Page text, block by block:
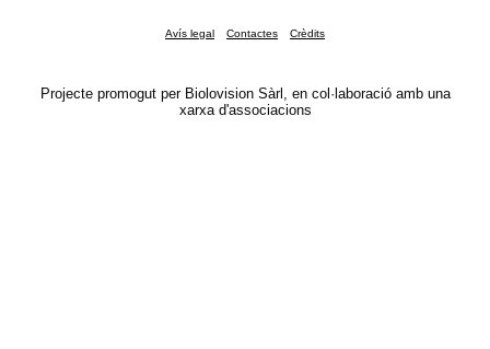
Avís legal Contactes Crèdits
Projecte promogut per Biolovision Sàrl, en col·laboració amb una
xarxa d'associacions